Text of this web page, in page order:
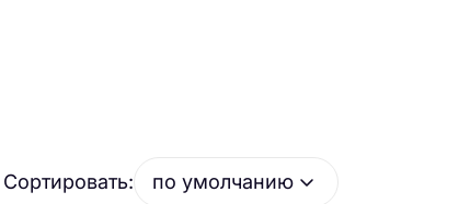
Сортировать: по умолчанию